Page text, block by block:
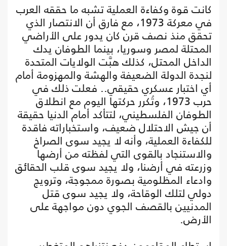
كانت قوة وكفاءة العملية تشبه ما حققه العرب
في معركة 1973، مع فارق أن الانتصار الذي
تحقق منذ نصف قرن كان يدور على الأراضي
المحتلة لمصر وسوريا، بينما الطوفان يدك
الداخل المحتل، كذلك هبَّت الولايات المتحدة
لنجدة الدولة الضعيفة والهشة والمهزومة أمام
أي اختبار عسكري حقيقي.. فعلت ذلك في
حرب 1973، وتُكرر حركتها اليوم مع انطلاق
الطوفان الفلسطيني، لتتأكد أمام الدنيا حقيقة
أن جيش الاحتلال ضعيف، واستخباراته فاقدة
للكفاءة العملية، وأنه لا يجيد سوى الصراخ
والاستنجاد بالقوى التي لفظته من أرضها
وزرعته في أرضنا، ولا يجيد سوى قلب الحقائق
وادعاء المظلومية بصورة ممجوجة، وترويج
دولي لتلك الوقاحة، ولا يجيد سوى قتل
المدنيين بالقصف الجوي دون مواجهة على
الأرض.